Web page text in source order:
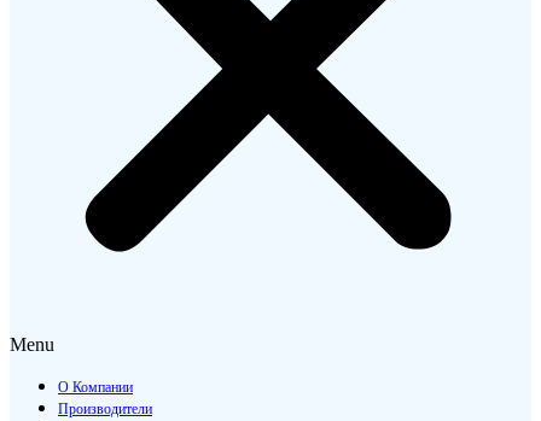
Menu
О Компании
Производители